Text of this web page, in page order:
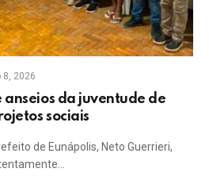
8, 2026
anseios da juventude de
sociais
de Eunápolis, Neto Guerrieri,